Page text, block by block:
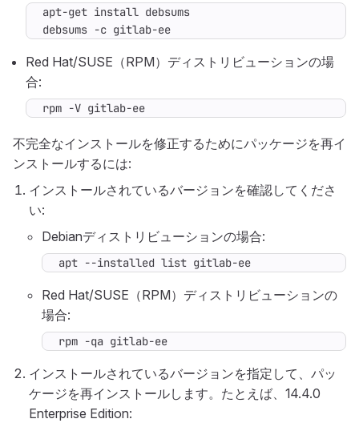
debsums -c gitlab-ee
Red Hat/SUSE（RPM）ディストリビューションの場
合:
rpm -V gitlab-ee
不完全なインストールを修正するためにパッケージを再イ
ンストールするには:
インストールされているバージョンを確認してくださ
い:
Debianディストリビューションの場合:
apt --installed list gitlab-ee
Red Hat/SUSE（RPM）ディストリビューションの
場合:
rpm -qa gitlab-ee
インストールされているバージョンを指定して、パッ
ケージを再インストールします。たとえば、14.4.0
Enterprise Edition: